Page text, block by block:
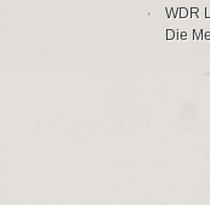
WDR
Die